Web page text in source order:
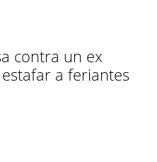
contra un ex
a feriantes